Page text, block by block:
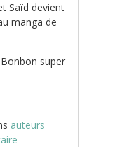
Saïd devient
manga de
super
auteurs